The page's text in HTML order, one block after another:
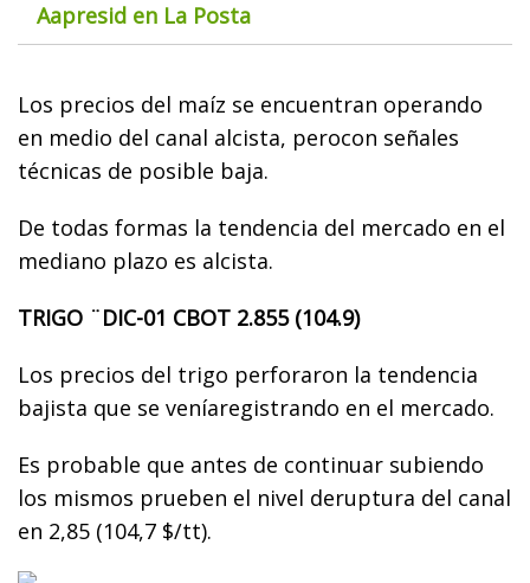
Aapresid en La Posta
Los precios del maíz se encuentran operando
en medio del canal alcista, perocon señales
técnicas de posible baja.
De todas formas la tendencia del mercado en el
mediano plazo es alcista.
TRIGO ¨DIC-01 CBOT 2.855 (104.9)
Los precios del trigo perforaron la tendencia
bajista que se veníaregistrando en el mercado.
Es probable que antes de continuar subiendo
los mismos prueben el nivel deruptura del canal
en 2,85 (104,7 $/tt).